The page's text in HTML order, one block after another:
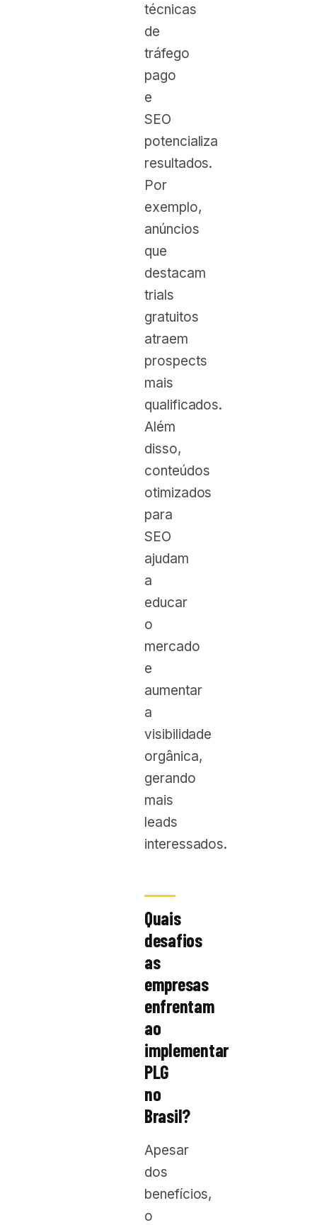
técnicas
de
tráfego
pago
e
SEO
potencializa
resultados.
Por
exemplo,
anúncios
que
destacam
trials
gratuitos
atraem
prospects
mais
qualificados.
Além
disso,
conteúdos
otimizados
para
SEO
ajudam
a
educar
o
mercado
e
aumentar
a
visibilidade
orgânica,
gerando
mais
leads
interessados.
Quais
desafios
as
empresas
enfrentam
ao
implementar
PLG
no
Brasil?
Apesar
dos
benefícios,
o